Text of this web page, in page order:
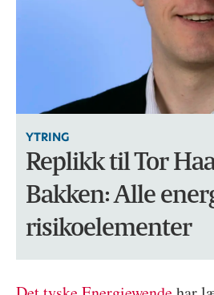
YTRING
Replikk til Tor
Bakken: Alle
risikoelementer